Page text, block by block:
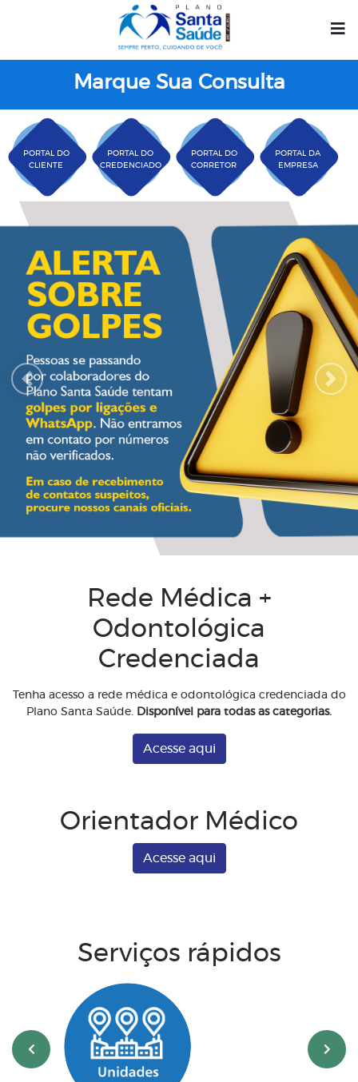
Marque Sua Consulta
PORTAL DO
CLIENTE
PORTAL DO
CREDENCIADO
PORTAL DO
CORRETOR
PORTAL DA
EMPRESA
Plano Santa Casa
Previous Next
Rede Médica +
Odontológica
Credenciada
Tenha acesso a rede médica e odontológica credenciada do
Plano Santa Saúde. Disponível para todas as categorias.
Acesse aqui
Orientador Médico
Acesse aqui
Serviços rápidos
‹ ›